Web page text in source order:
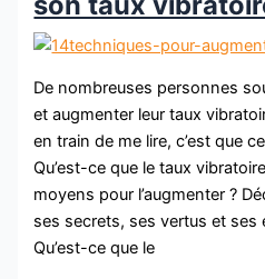
De nombreuses personnes
et augmenter leur taux
en train de me lire, c’est que
Qu’est-ce que le taux
moyens pour l’augmenter ?
ses secrets, ses vertus et ses
Qu’est-ce que le